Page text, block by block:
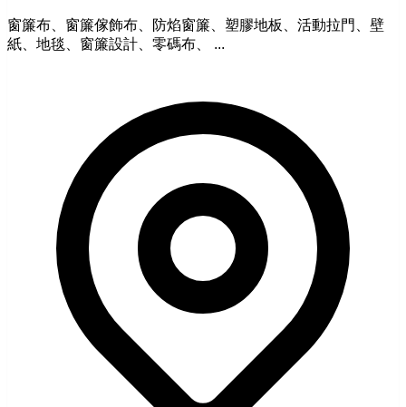
窗簾布、窗簾傢飾布、防焰窗簾、塑膠地板、活動拉門、壁
紙、地毯、窗簾設計、零碼布、 ...